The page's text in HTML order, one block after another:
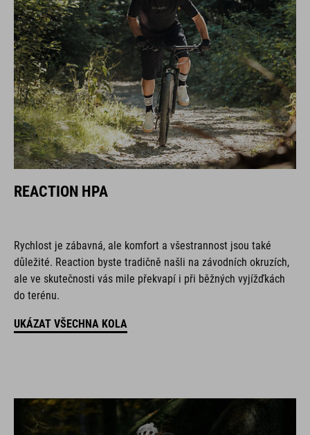
REACTION HPA
Rychlost je zábavná, ale komfort a všestrannost jsou také
důležité. Reaction byste tradičně našli na závodních okruzích,
ale ve skutečnosti vás mile překvapí i při běžných vyjížďkách
do terénu.
UKÁZAT VŠECHNA KOLA